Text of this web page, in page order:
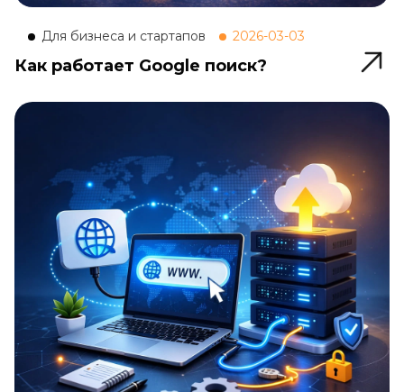
Для бизнеса и стартапов 2026-03-03
Как работает Google поиск?